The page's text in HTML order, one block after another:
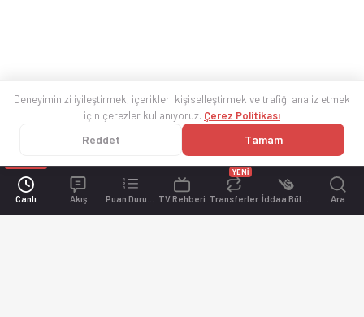
Canlı Akış TV Rehberi Transferler
YENİ
Ara
Deneyiminizi iyileştirmek, içerikleri kişiselleştirmek ve trafiği analiz etmek
için çerezler kullanıyoruz. Çerez Politikası
Reddet Tamam